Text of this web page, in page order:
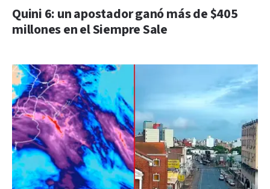
Quini 6: un apostador ganó más de $405
millones en el Siempre Sale